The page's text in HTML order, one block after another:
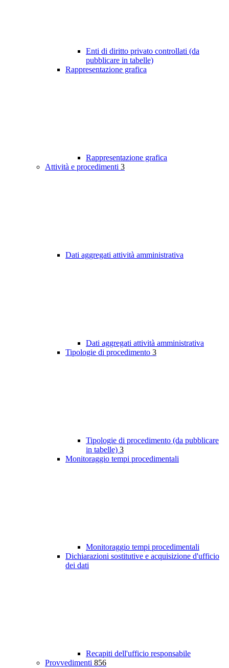
Enti di diritto privato controllati (da
pubblicare in tabelle)
Rappresentazione grafica
Rappresentazione grafica
Attività e procedimenti 3
Dati aggregati attività amministrativa
Dati aggregati attività amministrativa
Tipologie di procedimento 3
Tipologie di procedimento (da pubblicare
in tabelle) 3
Monitoraggio tempi procedimentali
Monitoraggio tempi procedimentali
Dichiarazioni sostitutive e acquisizione d'ufficio
dei dati
Recapiti dell'ufficio responsabile
Provvedimenti 856